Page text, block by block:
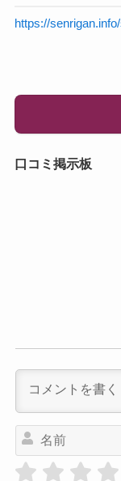
https://
口コミ掲示板